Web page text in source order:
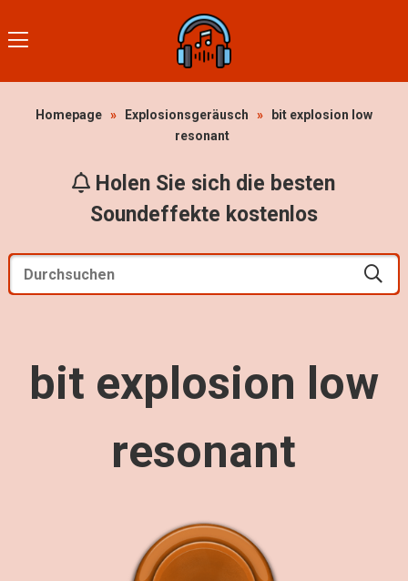
Homepage » Explosionsgeräusch »
bit explosion low
resonant
Holen Sie sich die besten
Soundeffekte kostenlos
bit explosion low
resonant